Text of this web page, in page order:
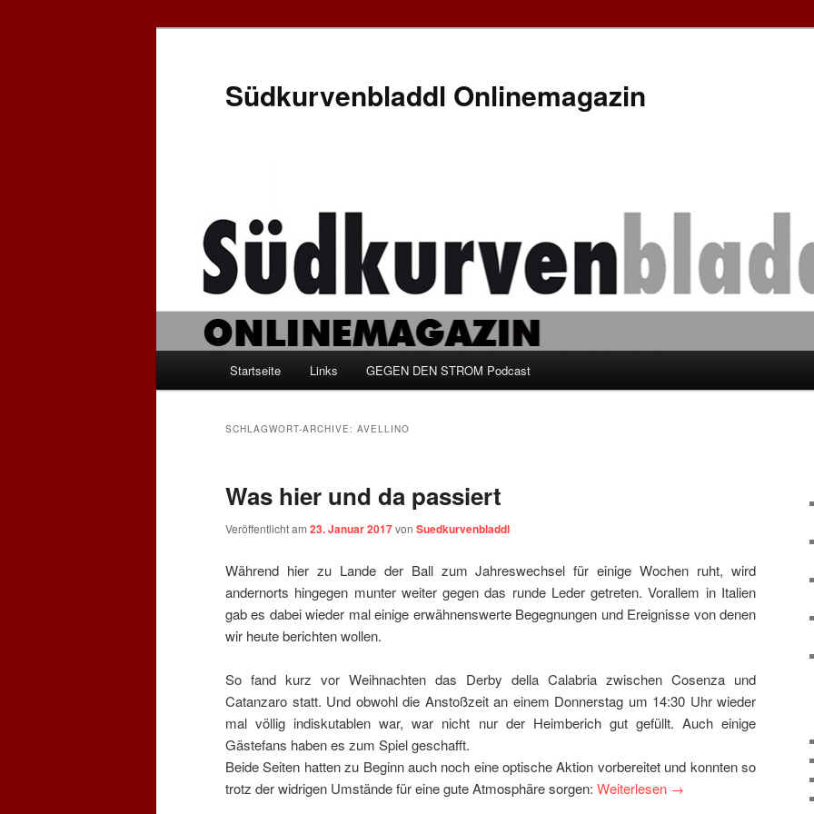
Südkurvenbladdl Onlinemagazin
Startseite Links GEGEN DEN STROM Podcast
SCHLAGWORT-ARCHIVE: AVELLINO
Was hier und da passiert
Veröffentlicht am 23. Januar 2017von Suedkurvenbladdl
Während hier zu Lande der Ball zum Jahreswechsel für einige Wochen ruht, wird
andernorts hingegen munter weiter gegen das runde Leder getreten. Vorallem in Italien
gab es dabei wieder mal einige erwähnenswerte Begegnungen und Ereignisse von denen
wir heute berichten wollen.
So fand kurz vor Weihnachten das Derby della Calabria zwischen Cosenza und
Catanzaro statt. Und obwohl die Anstoßzeit an einem Donnerstag um 14:30 Uhr wieder
mal völlig indiskutablen war, war nicht nur der Heimberich gut gefüllt. Auch einige
Gästefans haben es zum Spiel geschafft.
Beide Seiten hatten zu Beginn auch noch eine optische Aktion vorbereitet und konnten so
trotz der widrigen Umstände für eine gute Atmosphäre sorgen: Weiterlesen →